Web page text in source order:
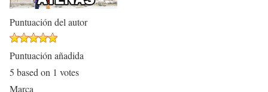
Puntuación del autor
Puntuación añadida
5 based on 1 votes
Marca